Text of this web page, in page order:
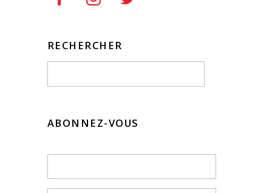
RECHERCHER
ABONNEZ-VOUS